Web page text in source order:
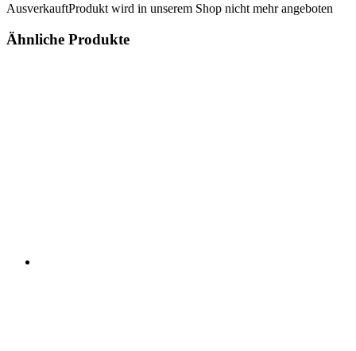
AusverkauftProdukt wird in unserem Shop nicht mehr angeboten
Ähnliche Produkte